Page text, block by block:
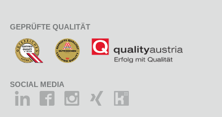
GEPRÜFTE QUALITÄT
SOCIAL MEDIA